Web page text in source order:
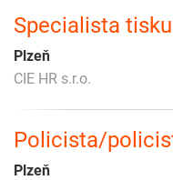
Specialista tisku
Plzeň
CIE HR s.r.o.
Policista/
Plzeň